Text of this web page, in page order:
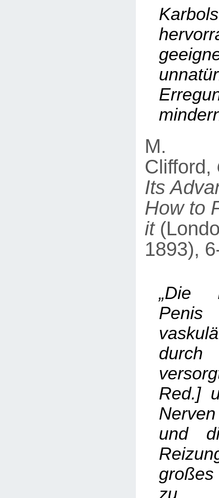
M.
Clifford,
Its
How to
it
1893),
„Die
durch
Red.]
und
zu